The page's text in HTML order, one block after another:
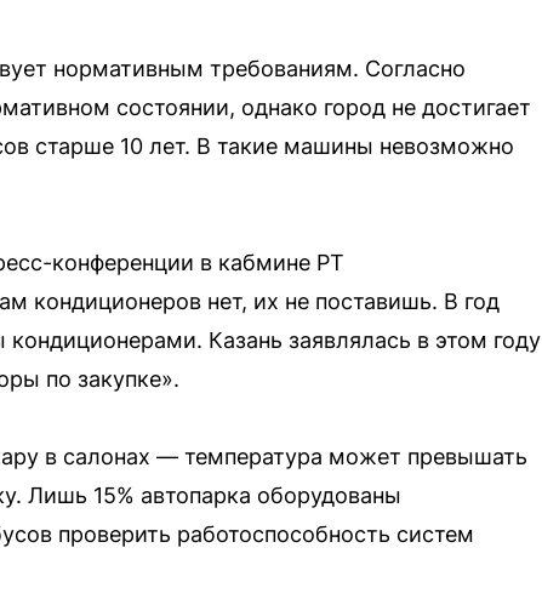
нормативным требованиям. Согласно
состоянии, однако город не достигает
старше 10 лет. В такие машины невозможно
конференции в кабмине РТ
кондиционеров нет, их не поставишь. В год
Казань заявлялась в этом году
по закупке».
в салонах — температура может превышать
Лишь 15% автопарка оборудованы
проверить работоспособность систем